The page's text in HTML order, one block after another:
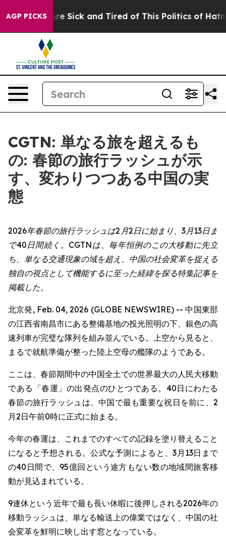
AGP PICKSAre Sick and Tired of This Politics of Hatred”
CGTN: 単なる旅を超えるも
の: 春節の旅行ラッシュが示
す、変わりつつある中国の実
態
2026年春節の旅行ラッシュは2月2日に始まり、3月13日ま
で40日間続く。CGTNは、毎年恒例のこの大移動に先立
ち、単なる交通現象の域を超え、中国の社会変革を捉える
独自の視点として機能するに至った経緯を探る特集記事を
掲載した。
北京発, Feb. 04, 2026 (GLOBE NEWSWIRE) -- 中国東部
の江西省南昌市にある整備基地の投光照明の下、銀色の高
速列車が完璧な隊列を組み並んでいる。上空から見ると、
まるで就航準備が整った陸上空母の艦隊のようである。
ここは、春節期間中の中国全土での世界最大の人民大移動
である「春運」の出発点のひとつである。40日にわたる
春節の旅行ラッシュは、中国で最も重要な祝日を前に、2
月2日午前0時に正式に始まる。
今年の春運は、これまでのすべての記録を塗り替えること
になると予想される。公式な予測によると、3月13日まで
の40日間で、95億回という途方もない数の地域間旅客移
動が見込まれている。
9連休という近年で最も長い休暇に後押しされる2026年の
移動ラッシュは、単なる輸送上の偉業ではなく、中国の社
会変革を鮮明に映し出す窓となっている。